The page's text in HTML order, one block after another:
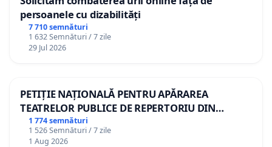
persoanele cu dizabilități
7 710 semnături
1 632 Semnături / 7 zile
29 Jul 2026
PETIȚIE NAȚIONALĂ PENTRU APĂRAREA
TEATRELOR PUBLICE DE REPERTORIU DIN
ROMÂNIA
1 774 semnături
1 526 Semnături / 7 zile
1 Aug 2026